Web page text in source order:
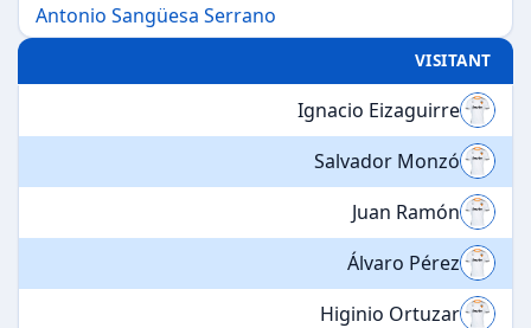
Antonio Sangüesa Serrano
VISITANT
Ignacio Eizaguirre
Salvador Monzó
Juan Ramón
Álvaro Pérez
Higinio Ortuzar